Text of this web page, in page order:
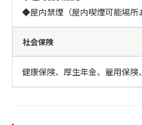
◆屋内禁煙（屋内喫煙可能場所
社会保険
健康保険、厚生年金、雇用保険